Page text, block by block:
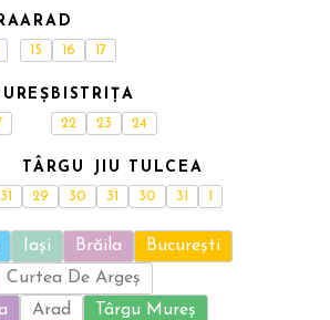
ARAD
15 16 17
BISTRIȚA
22 23 24
31
TÂRGU JIU
29 30 31
TULCEA
30 31 1
Iași Brăila
București
Curtea De Argeș
Arad
Târgu Mureș